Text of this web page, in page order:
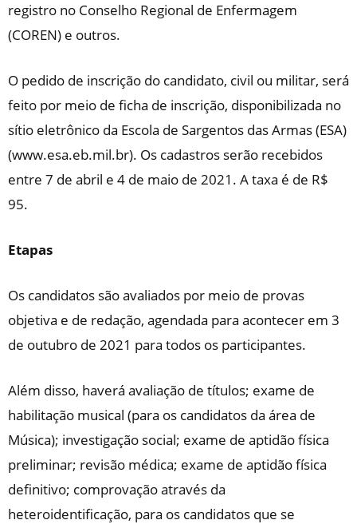
registro no Conselho Regional de Enfermagem
(COREN) e outros.
O pedido de inscrição do candidato, civil ou militar, será
feito por meio de ficha de inscrição, disponibilizada no
sítio eletrônico da Escola de Sargentos das Armas (ESA)
(www.esa.eb.mil.br). Os cadastros serão recebidos
entre 7 de abril e 4 de maio de 2021. A taxa é de R$
95.
Etapas
Os candidatos são avaliados por meio de provas
objetiva e de redação, agendada para acontecer em 3
de outubro de 2021 para todos os participantes.
Além disso, haverá avaliação de títulos; exame de
habilitação musical (para os candidatos da área de
Música); investigação social; exame de aptidão física
preliminar; revisão médica; exame de aptidão física
definitivo; comprovação através da
heteroidentificação, para os candidatos que se